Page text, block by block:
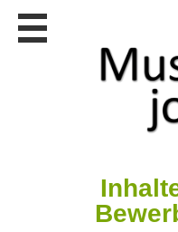
Stellen